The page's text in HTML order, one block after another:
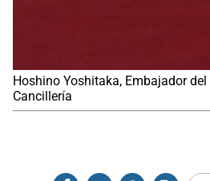
Hoshino Yoshitaka, Embajador
Cancillería